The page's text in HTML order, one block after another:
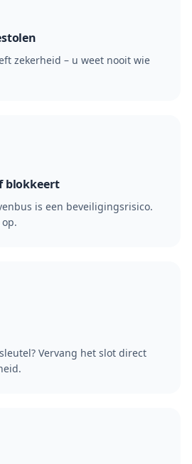
zekerheid – u weet nooit wie
blokkeert
is een beveiligingsrisico.
Vervang het slot direct